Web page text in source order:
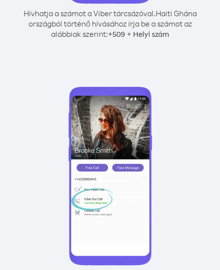
Hívhatja a számot a Viber tárcsázóval.Haiti Ghána
országból történő hívásához írja be a számot az
alábbiak szerint:+509 + Helyi szám